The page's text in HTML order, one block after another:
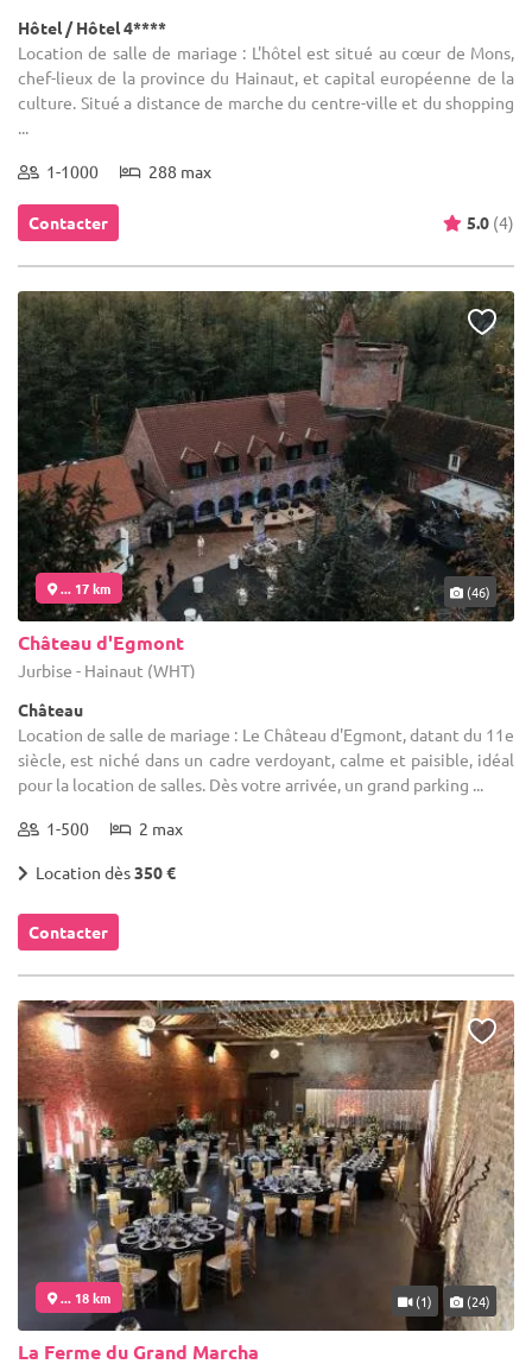
Hôtel / Hôtel 4****
Location de salle de mariage : L'hôtel est situé au cœur de Mons,
chef-lieux de la province du Hainaut, et capital européenne de la
culture. Situé a distance de marche du centre-ville et du shopping
...
1-1000 288 max
Contacter 5.0 (4)
... 17 km (46)
Château d'Egmont
Jurbise - Hainaut (WHT)
Château
Location de salle de mariage : Le Château d'Egmont, datant du 11e
siècle, est niché dans un cadre verdoyant, calme et paisible, idéal
pour la location de salles. Dès votre arrivée, un grand parking ...
1-500 2 max
Location dès350 €
Contacter
... 18 km (1) (24)
La Ferme du Grand Marcha